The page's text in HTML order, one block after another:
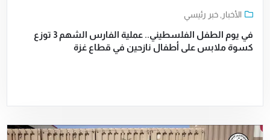
الأخبار ,خبر رئيسي
في يوم الطفل الفلسطيني.. عملية الفارس الشهم 3 توزع
كسوة ملابس على أطفال نازحين في قطاع غزة